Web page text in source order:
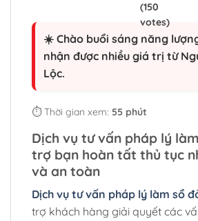
☀️ Chào buổi sáng năng
nhận được nhiều giá trị từ
Lộc.
⏱️ Thời gian xem: 55 phút
Dịch vụ tư vấn pháp lý
trợ bạn hoàn tất thủ tục
và an toàn
Dịch vụ tư vấn pháp lý làm sổ
trợ khách hàng giải quyết các